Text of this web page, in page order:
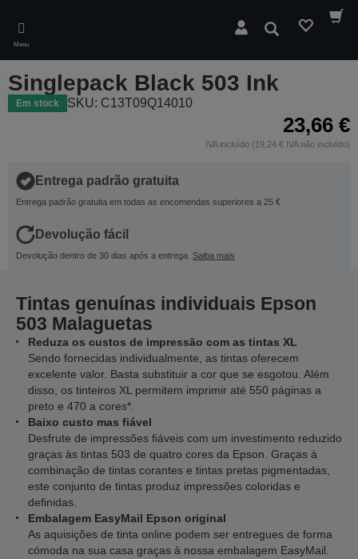
main
content
Menu
Pesquisar
Singlepack Black 503 Ink
Em stock SKU: C13T09Q14010
23,66 €
IVA incluído (19,24 € IVA não incluído)
Entrega padrão gratuita
Entrega padrão gratuita em todas as encomendas superiores a 25 €
Devolução fácil
Devolução dentro de 30 dias após a entrega. Saiba mais
Tintas genuínas individuais Epson
503 Malaguetas
Reduza os custos de impressão com as tintas XL
Sendo fornecidas individualmente, as tintas oferecem
excelente valor. Basta substituir a cor que se esgotou. Além
disso, os tinteiros XL permitem imprimir até 550 páginas a
preto e 470 a cores*.
Baixo custo mas fiável
Desfrute de impressões fiáveis com um investimento reduzido
graças às tintas 503 de quatro cores da Epson. Graças à
combinação de tintas corantes e tintas pretas pigmentadas,
este conjunto de tintas produz impressões coloridas e
definidas.
Embalagem EasyMail Epson original
As aquisições de tinta online podem ser entregues de forma
cómoda na sua casa graças à nossa embalagem EasyMail.